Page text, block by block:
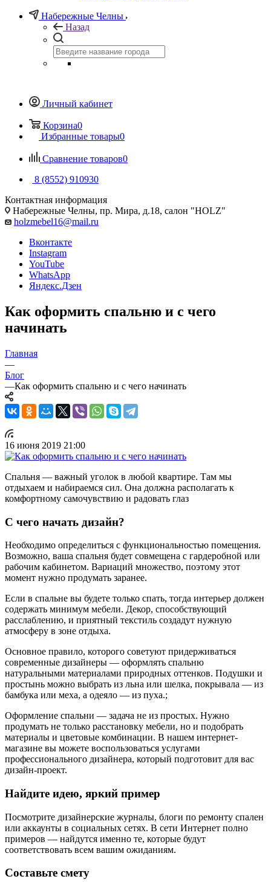
Набережные Челны
Назад
Личный кабинет
Корзина0
Избранные товары0
Сравнение товаров0
8 (8552) 910930
Контактная информация
Набережные Челны, пр. Мира, д.18, салон "HOLZ"
holzmebel16@mail.ru
Вконтакте
Instagram
YouTube
WhatsApp
Яндекс.Дзен
Как оформить спальню и с чего
начинать
Главная
—
Блог
—Как оформить спальню и с чего начинать
16 июня 2019 21:00
Спальня — важный уголок в любой квартире. Там мы
отдыхаем и набираемся сил. Она должна располагать к
комфортному самочувствию и радовать глаз
С чего начать дизайн?
Необходимо определиться с функциональностью помещения.
Возможно, ваша спальня будет совмещена с гардеробной или
рабочим кабинетом. Вариаций множество, поэтому этот
момент нужно продумать заранее.
Если в спальне вы будете только спать, тогда интерьер должен
содержать минимум мебели. Декор, способствующий
расслаблению, и приятный текстиль создадут нужную
атмосферу в зоне отдыха.
Основное правило, которого советуют придерживаться
современные дизайнеры — оформлять спальню
натуральными материалами природных оттенков. Подушки и
простынь можно выбрать из льна или шелка, покрывала — из
бамбука или меха, а одеяло — из пуха.;
Оформление спальни — задача не из простых. Нужно
продумать не только расстановку мебели, но и подобрать
материалы и цветовые комбинации. В нашем интернет-
магазине вы можете воспользоваться услугами
профессионального дизайнера, который подготовит для вас
дизайн-проект.
Найдите идею, яркий пример
Посмотрите дизайнерские журналы, блоги по ремонту спален
или аккаунты в социальных сетях. В сети Интернет полно
примеров — найдутся именно те, которые будут
соответствовать всем вашим ожиданиям.
Составьте смету